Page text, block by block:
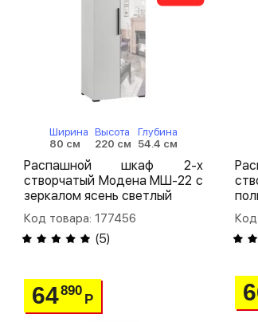
Ширина
80 см
Высота
220 см
Глубина
54.4 см
Распашной шкаф 2-х
створчатый Модена МШ-22 с
зеркалом ясень светлый
Код товара: 177456
(5)
64890
Р
Код